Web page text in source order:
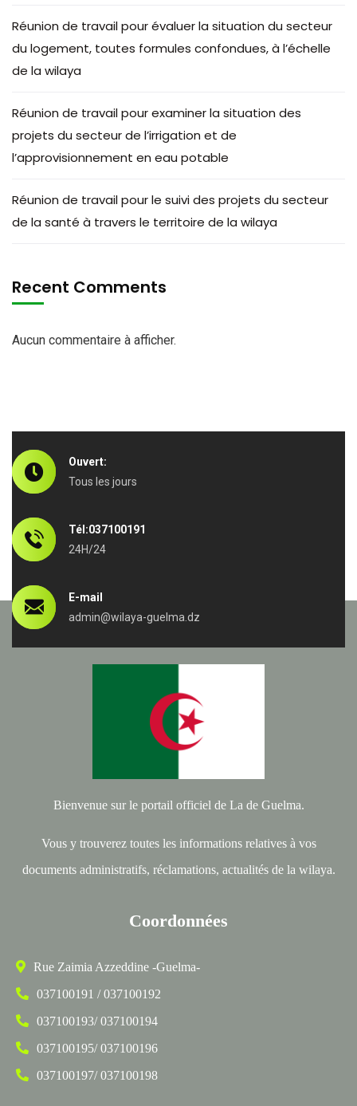
Réunion de travail pour évaluer la situation du secteur
du logement, toutes formules confondues, à l’échelle
de la wilaya
Réunion de travail pour examiner la situation des
projets du secteur de l’irrigation et de
l’approvisionnement en eau potable
Réunion de travail pour le suivi des projets du secteur
de la santé à travers le territoire de la wilaya
Recent Comments
Aucun commentaire à afficher.
Ouvert:
Tous les jours
Tél:037100191
24H/24
E-mail
admin@wilaya-guelma.dz
Bienvenue sur le portail officiel de La de Guelma.
Vous y trouverez toutes les informations relatives à vos
documents administratifs, réclamations, actualités de la wilaya.
Coordonnées
Rue Zaimia Azzeddine -Guelma-
037100191 / 037100192
037100193/ 037100194
037100195/ 037100196
037100197/ 037100198